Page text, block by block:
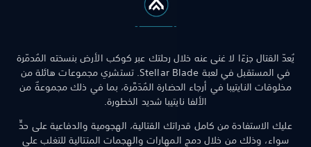
يُعدّ القتال جزءًا لا غنى عنه خلال رحلتك عبر كوكب الأرض بنسخته المُدمّرة
في المستقبل في لعبة Stellar Blade. تستشري مجموعات هائلة من
مخلوقات النايتيبا في أرجاء الحضارة المُدَمَّرة، بما في ذلك مجموعةٌ من
الألفا نايتيبا شديد الخطورة.
عليك الاستفادة من كامل قدراتك القتالية، الهجومية والدفاعية على حدٍّ
سواء، وذلك من خلال دمج المهارات والهجمات المتتالية للتغلب على